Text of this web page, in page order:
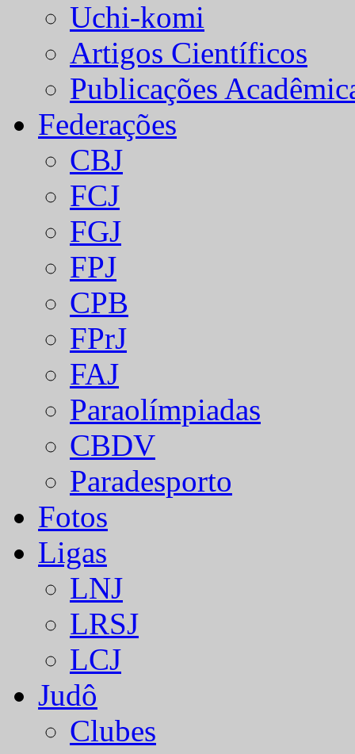
Uchi-komi
Artigos Científicos
Publicações
Federações
CBJ
FCJ
FGJ
FPJ
CPB
FPrJ
FAJ
Paraolímpiadas
CBDV
Paradesporto
Fotos
Ligas
LNJ
LRSJ
LCJ
Judô
Clubes